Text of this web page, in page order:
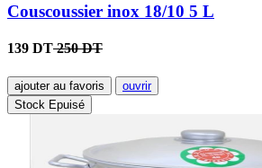
Couscoussier inox 18/10 5 L
139 DT250 DT
ajouter au favoris
ouvrir
Stock Epuisé